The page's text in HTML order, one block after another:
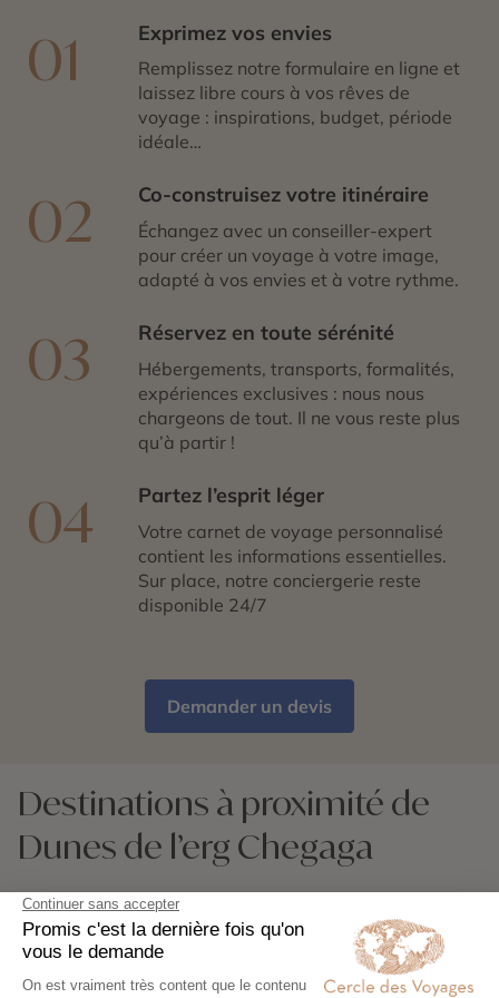
01 Exprimez vos envies
Remplissez notre formulaire en ligne et
laissez libre cours à vos rêves de
voyage : inspirations, budget, période
idéale…
02 Co-construisez votre itinéraire
Échangez avec un conseiller-expert
pour créer un voyage à votre image,
adapté à vos envies et à votre rythme.
03 Réservez en toute sérénité
Hébergements, transports, formalités,
expériences exclusives : nous nous
chargeons de tout. Il ne vous reste plus
qu’à partir !
04 Partez l’esprit léger
Votre carnet de voyage personnalisé
contient les informations essentielles.
Sur place, notre conciergerie reste
disponible 24/7
Demander un devis
Destinations à proximité de
Dunes de l’erg Chegaga